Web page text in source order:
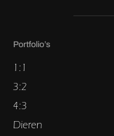
Portfolio’s
1:1
3:2
4:3
Dieren